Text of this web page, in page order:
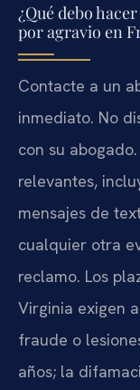
¿Qué debo
por agravio en
Contacte a un
inmediato. No
con su
relevantes,
mensajes de
cualquier otra
reclamo. Los
Virginia exigen
fraude o
años; la